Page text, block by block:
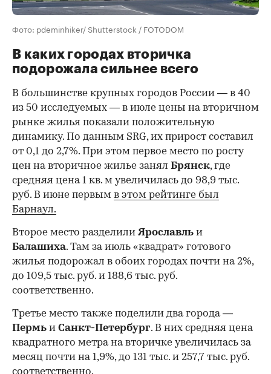
Фото: pdeminhiker/ Shutterstock / FOTODOM
В каких городах вторичка
подорожала сильнее всего
В большинстве крупных городов России — в 40
из 50 исследуемых — в июле цены на вторичном
рынке жилья показали положительную
динамику. По данным SRG, их прирост составил
от 0,1 до 2,7%. При этом первое место по росту
цен на вторичное жилье занял Брянск, где
средняя цена 1 кв. м увеличилась до 98,9 тыс.
руб. В июне первым в этом рейтинге был
Барнаул.
Второе место разделилиЯрославль и
Балашиха. Там за июль «квадрат» готового
жилья подорожал в обоих городах почти на 2%,
до 109,5 тыс. руб. и 188,6 тыс. руб.
соответственно.
Третье место также поделили два города —
Пермь и Санкт-Петербург. В них средняя цена
квадратного метра на вторичке увеличилась за
месяц почти на 1,9%, до 131 тыс. и 257,7 тыс. руб.
соответственно.